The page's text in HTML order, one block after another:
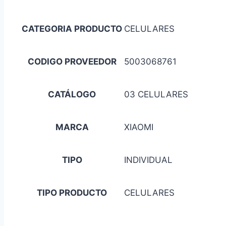
CATEGORIA PRODUCTO CELULARES
CODIGO PROVEEDOR 5003068761
CATÁLOGO 03 CELULARES
MARCA XIAOMI
TIPO INDIVIDUAL
TIPO PRODUCTO CELULARES